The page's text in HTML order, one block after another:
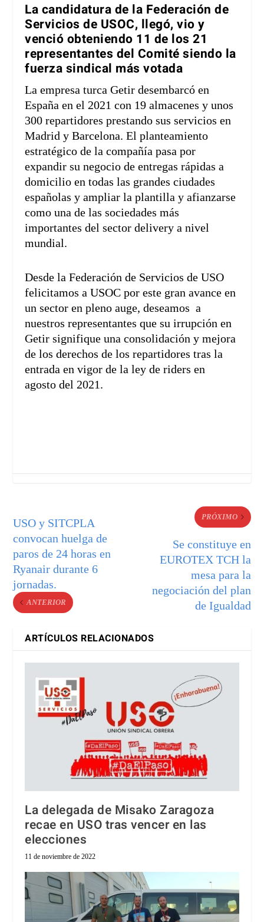
La candidatura de la Federación de
Servicios de USOC, llegó, vio y
venció obteniendo 11 de los 21
representantes del Comité siendo la
fuerza sindical más votada
La empresa turca Getir desembarcó en
España en el 2021 con 19 almacenes y unos
300 repartidores prestando sus servicios en
Madrid y Barcelona. El planteamiento
estratégico de la compañía pasa por
expandir su negocio de entregas rápidas a
domicilio en todas las grandes ciudades
españolas y ampliar la plantilla y afianzarse
como una de las sociedades más
importantes del sector delivery a nivel
mundial.
Desde la Federación de Servicios de USO
felicitamos a USOC por este gran avance en
un sector en pleno auge, deseamos a
nuestros representantes que su irrupción en
Getir signifique una consolidación y mejora
de los derechos de los repartidores tras la
entrada en vigor de la ley de riders en
agosto del 2021.
USO y SITCPLA
convocan huelga de
paros de 24 horas en
Ryanair durante 6
jornadas.
ANTERIOR
PRÓXIMO
Se constituye en
EUROTEX TCH la
mesa para la
negociación del plan
de Igualdad
ARTÍCULOS RELACIONADOS
La delegada de Misako Zaragoza
recae en USO tras vencer en las
elecciones
11 de noviembre de 2022